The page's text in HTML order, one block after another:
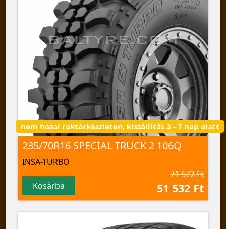
nem hazai raktárkészleten, kiszállítás 3 - 7 nap alatt
235/70R16 SPECIAL TRUCK 2 106Q
INSA-TURBO
Kosárba
71 572 Ft
51 532 Ft